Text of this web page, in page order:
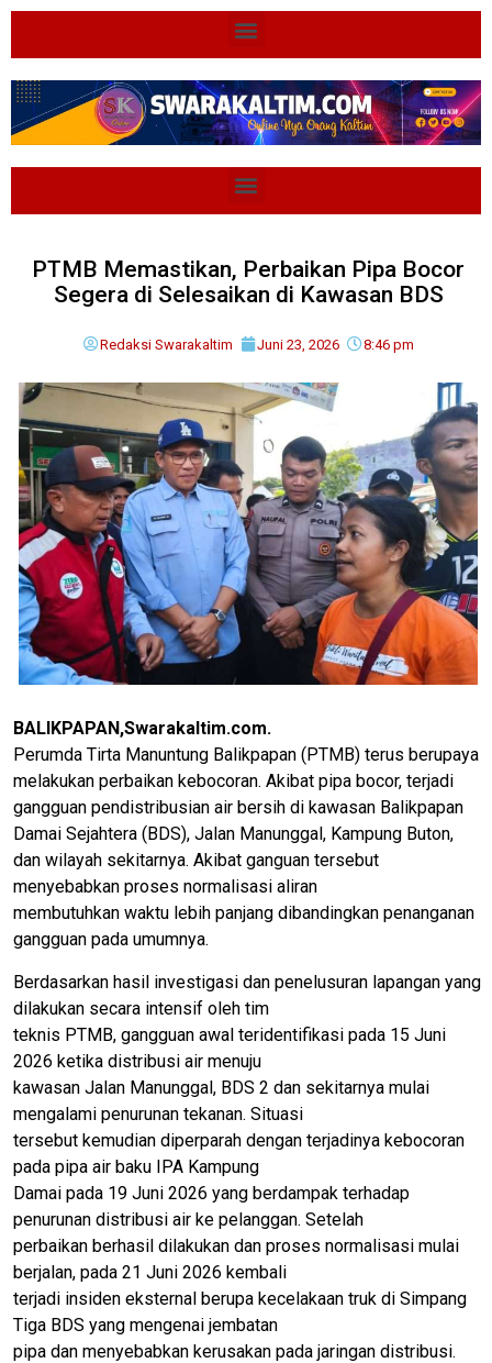
PTMB Memastikan, Perbaikan Pipa Bocor
Segera di Selesaikan di Kawasan BDS
Redaksi Swarakaltim Juni 23, 2026 8:46 pm
BALIKPAPAN,Swarakaltim.com.
Perumda Tirta Manuntung Balikpapan (PTMB) terus berupaya
melakukan perbaikan kebocoran. Akibat pipa bocor, terjadi
gangguan pendistribusian air bersih di kawasan Balikpapan
Damai Sejahtera (BDS), Jalan Manunggal, Kampung Buton,
dan wilayah sekitarnya. Akibat ganguan tersebut
menyebabkan proses normalisasi aliran
membutuhkan waktu lebih panjang dibandingkan penanganan
gangguan pada umumnya.
Berdasarkan hasil investigasi dan penelusuran lapangan yang
dilakukan secara intensif oleh tim
teknis PTMB, gangguan awal teridentifikasi pada 15 Juni
2026 ketika distribusi air menuju
kawasan Jalan Manunggal, BDS 2 dan sekitarnya mulai
mengalami penurunan tekanan. Situasi
tersebut kemudian diperparah dengan terjadinya kebocoran
pada pipa air baku IPA Kampung
Damai pada 19 Juni 2026 yang berdampak terhadap
penurunan distribusi air ke pelanggan. Setelah
perbaikan berhasil dilakukan dan proses normalisasi mulai
berjalan, pada 21 Juni 2026 kembali
terjadi insiden eksternal berupa kecelakaan truk di Simpang
Tiga BDS yang mengenai jembatan
pipa dan menyebabkan kerusakan pada jaringan distribusi.